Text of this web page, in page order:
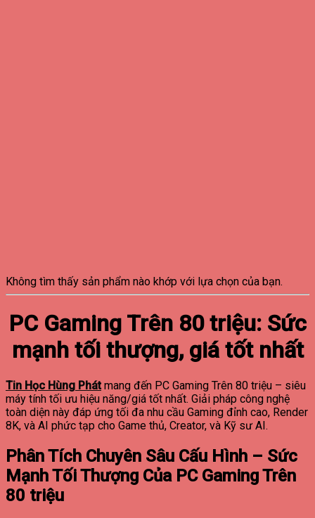
Không tìm thấy sản phẩm nào khớp với lựa chọn của bạn.
PC Gaming Trên 80 triệu: Sức
mạnh tối thượng, giá tốt nhất
Tin Học Hùng Phátmang đến PC Gaming Trên 80 triệu – siêu
máy tính tối ưu hiệu năng/giá tốt nhất. Giải pháp công nghệ
toàn diện này đáp ứng tối đa nhu cầu Gaming đỉnh cao, Render
8K, và AI phức tạp cho Game thủ, Creator, và Kỹ sư AI.
Phân Tích Chuyên Sâu Cấu Hình – Sức
Mạnh Tối Thượng Của PC Gaming Trên
80 triệu